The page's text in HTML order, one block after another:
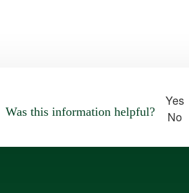
Was this information helpful?
Yes
No